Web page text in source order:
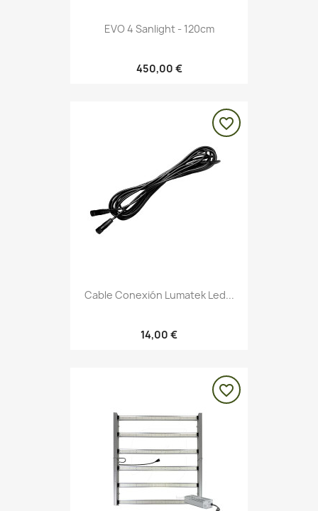
EVO 4 Sanlight - 120cm
450,00 €
Cable Conexión Lumatek Led...
14,00 €
favorite_border
favorite_border